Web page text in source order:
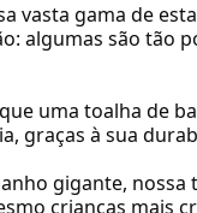
vasta gama de
algumas são tão
uma toalha de
graças à sua
gigante,
crianças mais